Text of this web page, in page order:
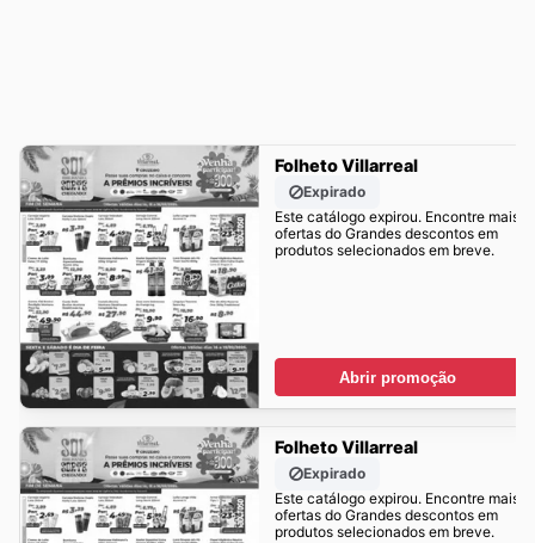
Folheto Villarreal
Expirado
Este catálogo expirou. Encontre mais
ofertas do Grandes descontos em
produtos selecionados em breve.
Abrir promoção
Folheto Villarreal
Expirado
Este catálogo expirou. Encontre mais
ofertas do Grandes descontos em
produtos selecionados em breve.